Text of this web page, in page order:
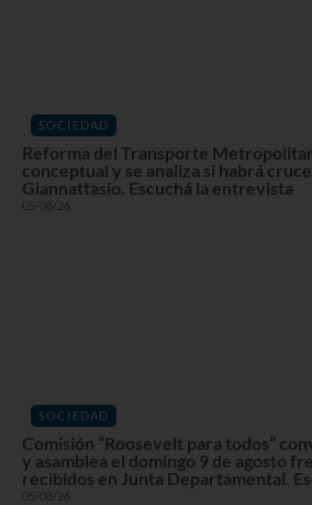
SOCIEDAD
Reforma del Transporte
conceptual y se analiza si habrá
Giannattasio. Escuchá la entrevista
05/08/26
SOCIEDAD
Comisión “Roosevelt para todos”
y asamblea el domingo 9 de agosto
recibidos en Junta Departamental.
05/08/26